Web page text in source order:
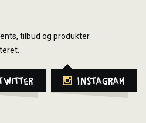
tilbud og produkter.
Instagram